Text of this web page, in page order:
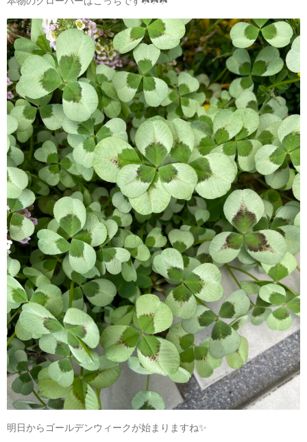
明日からゴールデンウィークが始まりますね✨